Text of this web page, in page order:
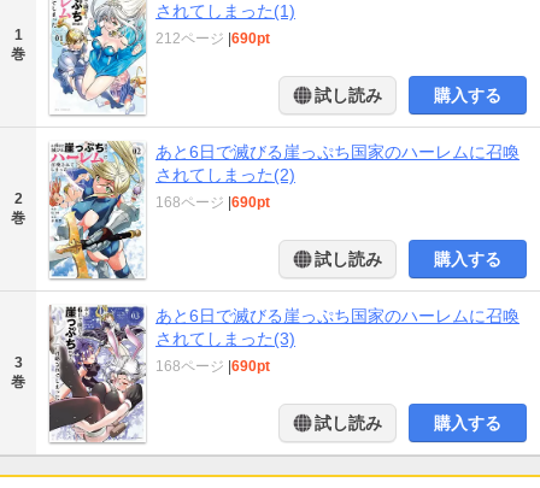
1
巻
されてしまった(1)
212ページ 690pt
試し読み 購入する
2
巻
あと6日で滅びる崖っぷち国家のハーレムに召喚
されてしまった(2)
168ページ 690pt
試し読み 購入する
3
巻
あと6日で滅びる崖っぷち国家のハーレムに召喚
されてしまった(3)
168ページ 690pt
試し読み 購入する